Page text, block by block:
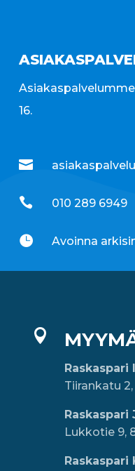
16.

 010 289 6949
 Avoinna

Raskaspari
Tiirankatu
Raskaspari
Lukkotie 9,
Raskaspari